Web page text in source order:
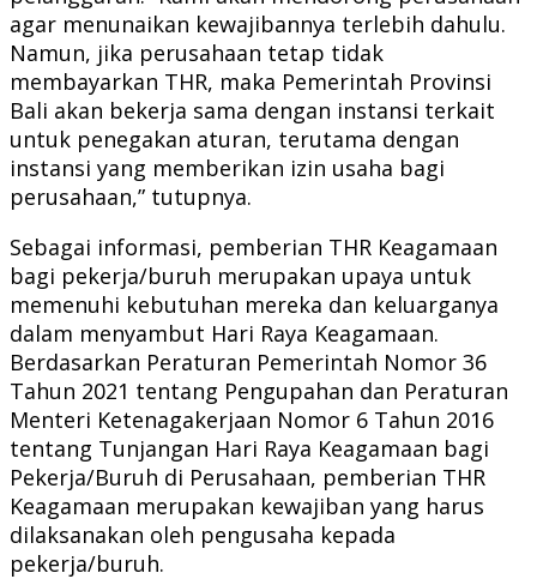
agar menunaikan kewajibannya terlebih dahulu.
Namun, jika perusahaan tetap tidak
membayarkan THR, maka Pemerintah Provinsi
Bali akan bekerja sama dengan instansi terkait
untuk penegakan aturan, terutama dengan
instansi yang memberikan izin usaha bagi
perusahaan,” tutupnya.
Sebagai informasi, pemberian THR Keagamaan
bagi pekerja/buruh merupakan upaya untuk
memenuhi kebutuhan mereka dan keluarganya
dalam menyambut Hari Raya Keagamaan.
Berdasarkan Peraturan Pemerintah Nomor 36
Tahun 2021 tentang Pengupahan dan Peraturan
Menteri Ketenagakerjaan Nomor 6 Tahun 2016
tentang Tunjangan Hari Raya Keagamaan bagi
Pekerja/Buruh di Perusahaan, pemberian THR
Keagamaan merupakan kewajiban yang harus
dilaksanakan oleh pengusaha kepada
pekerja/buruh.